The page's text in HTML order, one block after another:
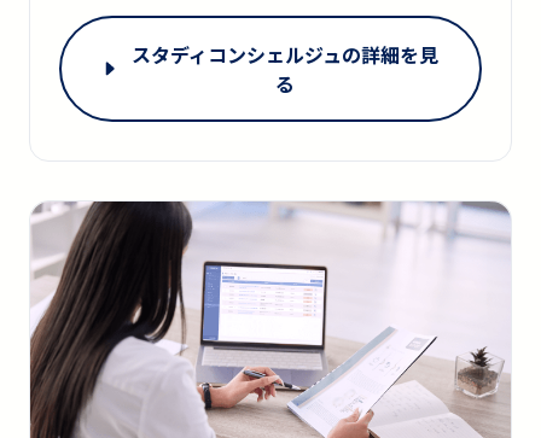
スタディコンシェルジュの詳細を見
る